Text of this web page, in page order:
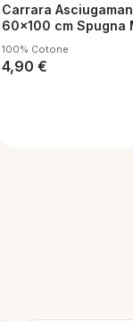
Carrara
60x100 cm Spugna
100% Cotone
4,90 €